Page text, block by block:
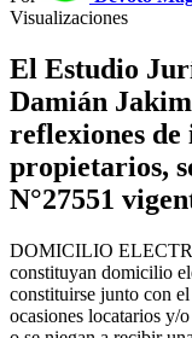
Visualizaciones
El Estudio
Damián
reflexiones de
propietarios,
N°27551
DOMICILIO
constituyan domicilio
constituirse junto con
ocasiones locatarios y/